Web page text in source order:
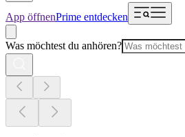
App öffnenPrime entdecken
Was möchtest du anhören?